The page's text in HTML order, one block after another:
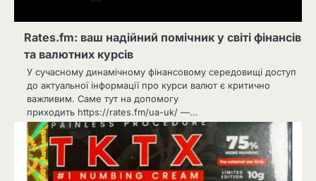
Rates.fm: ваш надійний помічник у світі фінансів
та валютних курсів
У сучасному динамічному фінансовому середовищі доступ
до актуальної інформації про курси валют є критично
важливим. Саме тут на допомогу
приходить https://rates.fm/ua-uk/ —…